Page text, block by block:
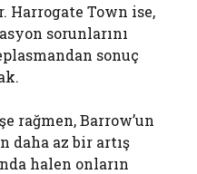
Harrogate Town ise,
sorunlarını
sonuç
rağmen, Barrow’un
daha az bir artış
halen onların